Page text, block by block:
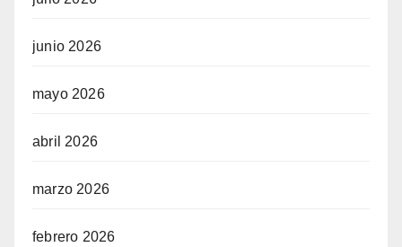
junio 2026
mayo 2026
abril 2026
marzo 2026
febrero 2026